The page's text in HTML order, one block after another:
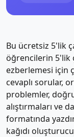
Bu ücretsiz 5'lik
öğrencilerin 5'lik
ezberlemesi için
cevaplı sorular,
problemler,
alıştırmaları ve
formatında
kağıdı